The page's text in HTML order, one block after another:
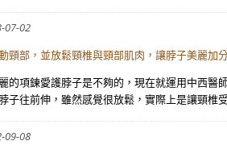
07-02
頸部，並放鬆頸椎與頸部肌肉，讓脖子美麗加
的項鍊愛護脖子是不夠的，現在就運用中西
子往前伸，雖然感覺很放鬆，實際上是讓頸椎
09-08